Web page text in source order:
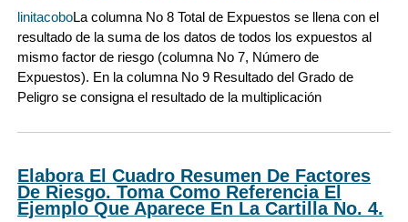
linitacoboLa columna No 8 Total de Expuestos se llena con el
resultado de la suma de los datos de todos los expuestos al
mismo factor de riesgo (columna No 7, Número de
Expuestos). En la columna No 9 Resultado del Grado de
Peligro se consigna el resultado de la multiplicación
Elabora El Cuadro Resumen De Factores
De Riesgo. Toma Como Referencia El
Ejemplo Que Aparece En La Cartilla No. 4.